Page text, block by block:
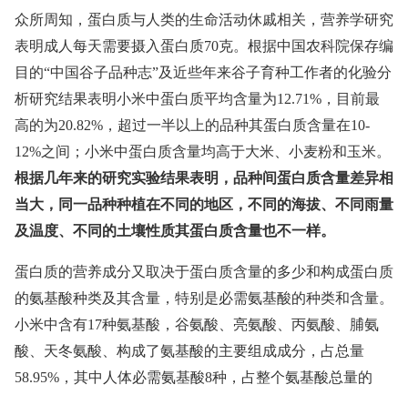
众所周知，蛋白质与人类的生命活动休戚相关，营养学研究
表明成人每天需要摄入蛋白质70克。根据中国农科院保存编
目的“中国谷子品种志”及近些年来谷子育种工作者的化验分
析研究结果表明小米中蛋白质平均含量为12.71%，目前最
高的为20.82%，超过一半以上的品种其蛋白质含量在10-
12%之间；小米中蛋白质含量均高于大米、小麦粉和玉米。
根据几年来的研究实验结果表明，品种间蛋白质含量差异相
当大，同一品种种植在不同的地区，不同的海拔、不同雨量
及温度、不同的土壤性质其蛋白质含量也不一样。
蛋白质的营养成分又取决于蛋白质含量的多少和构成蛋白质
的氨基酸种类及其含量，特别是必需氨基酸的种类和含量。
小米中含有17种氨基酸，谷氨酸、亮氨酸、丙氨酸、脯氨
酸、天冬氨酸、构成了氨基酸的主要组成成分，占总量
58.95%，其中人体必需氨基酸8种，占整个氨基酸总量的